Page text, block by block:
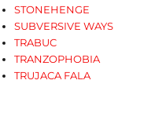
STONEHENGE
SUBVERSIVE WAYS
TRABUC
TRANZOPHOBIA
TRUJACA FALA